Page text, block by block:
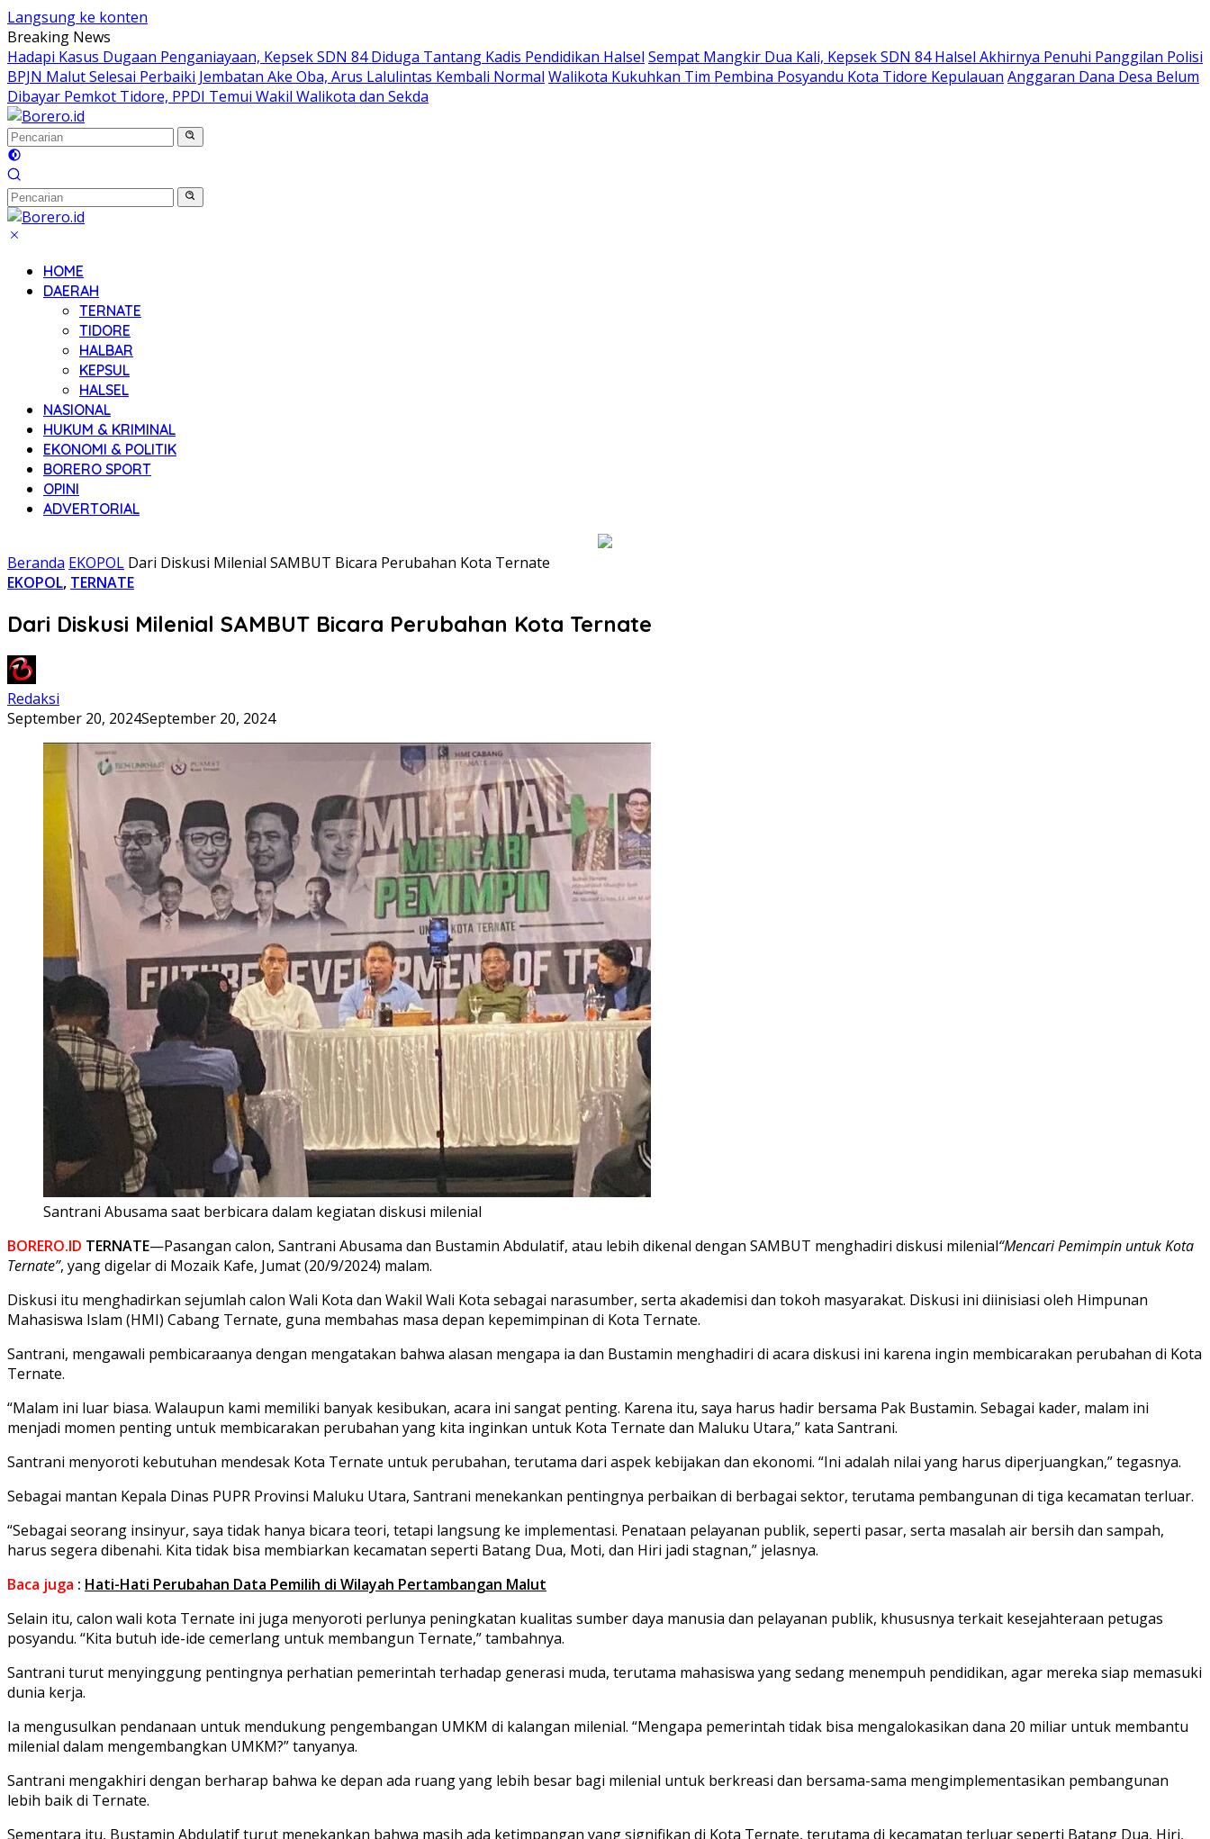
Langsung ke konten
Breaking News
Hadapi Kasus Dugaan Penganiayaan, Kepsek SDN 84 Diduga Tantang Kadis Pendidikan Halsel Sempat Mangkir Dua Kali, Kepsek SDN 84 Halsel Akhirnya Penuhi Panggilan Polisi
BPJN Malut Selesai Perbaiki Jembatan Ake Oba, Arus Lalulintas Kembali Normal Walikota Kukuhkan Tim Pembina Posyandu Kota Tidore Kepulauan Anggaran Dana Desa Belum
Dibayar Pemkot Tidore, PPDI Temui Wakil Walikota dan Sekda
HOME
DAERAH
TERNATE
TIDORE
HALBAR
KEPSUL
HALSEL
NASIONAL
HUKUM & KRIMINAL
EKONOMI & POLITIK
BORERO SPORT
OPINI
ADVERTORIAL
Beranda EKOPOL Dari Diskusi Milenial SAMBUT Bicara Perubahan Kota Ternate
EKOPOL, TERNATE
Dari Diskusi Milenial SAMBUT Bicara Perubahan Kota Ternate
Redaksi
September 20, 2024September 20, 2024
Santrani Abusama saat berbicara dalam kegiatan diskusi milenial
BORERO.ID TERNATE—Pasangan calon, Santrani Abusama dan Bustamin Abdulatif, atau lebih dikenal dengan SAMBUT menghadiri diskusi milenial“Mencari Pemimpin untuk Kota
Ternate”, yang digelar di Mozaik Kafe, Jumat (20/9/2024) malam.
Diskusi itu menghadirkan sejumlah calon Wali Kota dan Wakil Wali Kota sebagai narasumber, serta akademisi dan tokoh masyarakat. Diskusi ini diinisiasi oleh Himpunan
Mahasiswa Islam (HMI) Cabang Ternate, guna membahas masa depan kepemimpinan di Kota Ternate.
Santrani, mengawali pembicaraanya dengan mengatakan bahwa alasan mengapa ia dan Bustamin menghadiri di acara diskusi ini karena ingin membicarakan perubahan di Kota
Ternate.
“Malam ini luar biasa. Walaupun kami memiliki banyak kesibukan, acara ini sangat penting. Karena itu, saya harus hadir bersama Pak Bustamin. Sebagai kader, malam ini
menjadi momen penting untuk membicarakan perubahan yang kita inginkan untuk Kota Ternate dan Maluku Utara,” kata Santrani.
Santrani menyoroti kebutuhan mendesak Kota Ternate untuk perubahan, terutama dari aspek kebijakan dan ekonomi. “Ini adalah nilai yang harus diperjuangkan,” tegasnya.
Sebagai mantan Kepala Dinas PUPR Provinsi Maluku Utara, Santrani menekankan pentingnya perbaikan di berbagai sektor, terutama pembangunan di tiga kecamatan terluar.
“Sebagai seorang insinyur, saya tidak hanya bicara teori, tetapi langsung ke implementasi. Penataan pelayanan publik, seperti pasar, serta masalah air bersih dan sampah,
harus segera dibenahi. Kita tidak bisa membiarkan kecamatan seperti Batang Dua, Moti, dan Hiri jadi stagnan,” jelasnya.
Baca juga : Hati-Hati Perubahan Data Pemilih di Wilayah Pertambangan Malut
Selain itu, calon wali kota Ternate ini juga menyoroti perlunya peningkatan kualitas sumber daya manusia dan pelayanan publik, khususnya terkait kesejahteraan petugas
posyandu. “Kita butuh ide-ide cemerlang untuk membangun Ternate,” tambahnya.
Santrani turut menyinggung pentingnya perhatian pemerintah terhadap generasi muda, terutama mahasiswa yang sedang menempuh pendidikan, agar mereka siap memasuki
dunia kerja.
Ia mengusulkan pendanaan untuk mendukung pengembangan UMKM di kalangan milenial. “Mengapa pemerintah tidak bisa mengalokasikan dana 20 miliar untuk membantu
milenial dalam mengembangkan UMKM?” tanyanya.
Santrani mengakhiri dengan berharap bahwa ke depan ada ruang yang lebih besar bagi milenial untuk berkreasi dan bersama-sama mengimplementasikan pembangunan
lebih baik di Ternate.
Sementara itu, Bustamin Abdulatif turut menekankan bahwa masih ada ketimpangan yang signifikan di Kota Ternate, terutama di kecamatan terluar seperti Batang Dua, Hiri,